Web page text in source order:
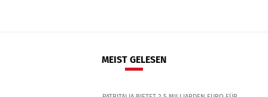
MEIST GELESEN